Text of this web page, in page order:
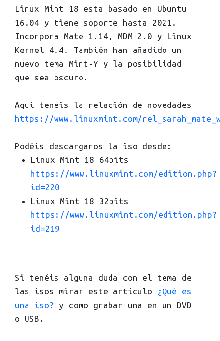
Linux Mint 18 esta basado en Ubuntu
16.04 y tiene soporte hasta 2021.
Incorpora Mate 1.14, MDM 2.0 y Linux
Kernel 4.4. También han añadido un
nuevo tema Mint-Y y la posibilidad
que sea oscuro.
Aqui teneis la relación de novedades
https://www.linuxmint.com/
Podéis descargaros la iso desde:
Linux Mint 18 64bits
https://www.linuxmint.com/edition.php?
id=220
Linux Mint 18 32bits
https://www.linuxmint.com/edition.php?
id=219
Si tenéis alguna duda con el tema de
las isos mirar este artículo
¿Qué es
una iso?
y como grabar una en un DVD
o USB.